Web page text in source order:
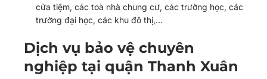
cửa tiệm, các toà nhà chung cư, các trường học, các
trường đại học, các khu đô thị,…
Dịch vụ bảo vệ chuyên
nghiệp tại quận Thanh Xuân